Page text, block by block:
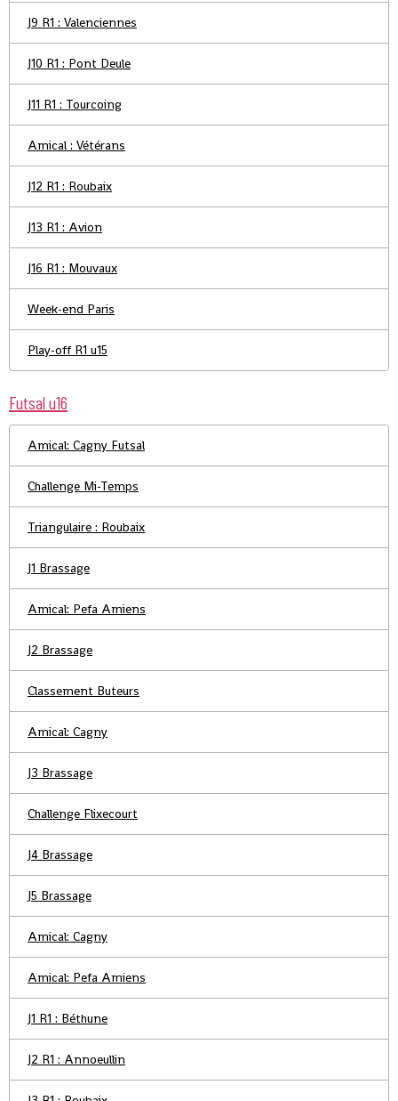
J9 R1 : Valenciennes
J10 R1 : Pont Deule
J11 R1 : Tourcoing
Amical : Vétérans
J12 R1 : Roubaix
J13 R1 : Avion
J16 R1 : Mouvaux
Week-end Paris
Play-off R1 u15
Futsal u16
Amical: Cagny Futsal
Challenge Mi-Temps
Triangulaire : Roubaix
J1 Brassage
Amical: Pefa Amiens
J2 Brassage
Classement Buteurs
Amical: Cagny
J3 Brassage
Challenge Flixecourt
J4 Brassage
J5 Brassage
Amical: Cagny
Amical: Pefa Amiens
J1 R1 : Béthune
J2 R1 : Annoeullin